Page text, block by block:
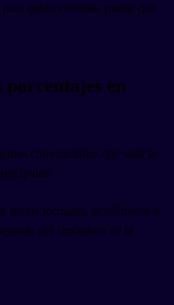
quién escribas, puede que
porcentajes en
convenciones que vale la
textos formales, académicos o
del símbolo o de la